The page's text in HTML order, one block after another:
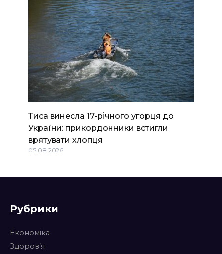
Тиса винесла 17-річного угорця до
України: прикордонники встигли
врятувати хлопця
05.08.2026
Рубрики
Економіка
Здоров’я